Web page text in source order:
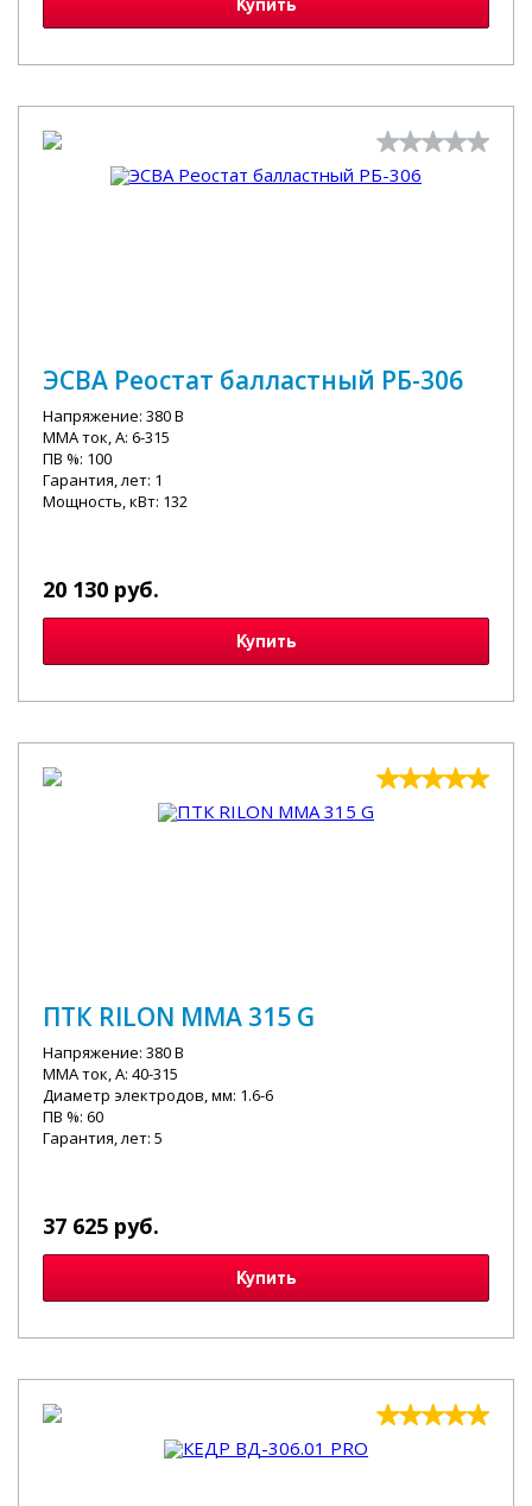
Купить
ЭСВА Реостат балластный РБ-306
Напряжение: 380 В
MMA ток, А: 6-315
ПВ %: 100
Гарантия, лет: 1
Мощность, кВт: 132
20 130 руб.
Купить
ПТК RILON MMA 315 G
Напряжение: 380 В
MMA ток, А: 40-315
Диаметр электродов, мм: 1.6-6
ПВ %: 60
Гарантия, лет: 5
37 625 руб.
Купить